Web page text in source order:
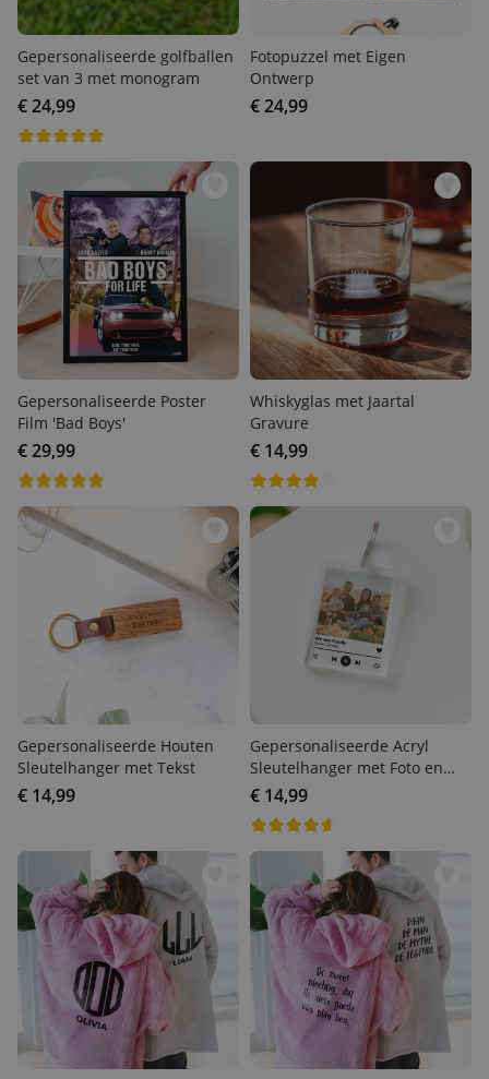
Gepersonaliseerde
golfballen set van 3 met
monogram
€ 24,99
Fotopuzzel met Eigen
Ontwerp
€ 24,99
Gepersonaliseerde Poster
Film 'Bad Boys'
€ 29,99
Whiskyglas met Jaartal
Gravure
€ 14,99
Gepersonaliseerde Houten
Sleutelhanger met Tekst
€ 14,99
Gepersonaliseerde Acryl
Sleutelhanger met Foto en
Songtitel
€ 14,99